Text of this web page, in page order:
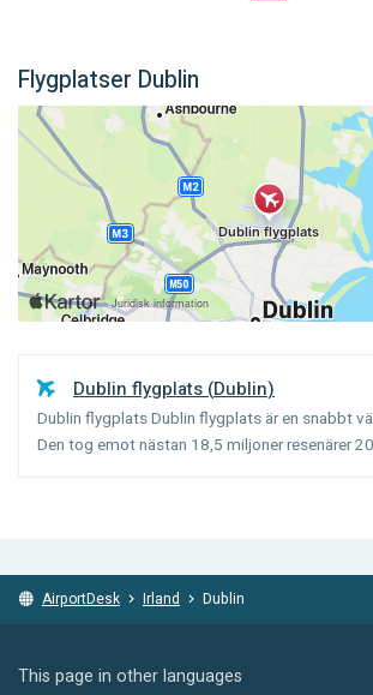
Flygplatser Dublin
Dublin flygplats (Dublin)
Dublin flygplats Dublin flygplats är en snabbt
Den tog emot nästan 18,5 miljoner resenärer
AirportDesk Irland Dublin
This page in other languages